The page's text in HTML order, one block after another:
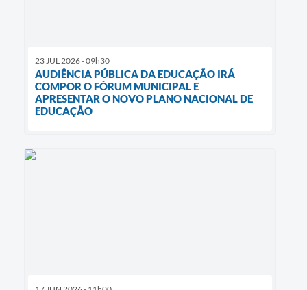
23 JUL 2026 - 09h30
AUDIÊNCIA PÚBLICA DA EDUCAÇÃO IRÁ
COMPOR O FÓRUM MUNICIPAL E
APRESENTAR O NOVO PLANO NACIONAL DE
EDUCAÇÃO